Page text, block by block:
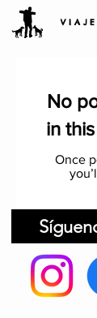
V I A J
No
in
Once